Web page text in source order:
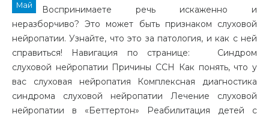
Май
Воспринимаете речь искаженно и
неразборчиво? Это может быть признаком слуховой
нейропатии. Узнайте, что это за патология, и как с ней
справиться! Навигация по странице: Синдром
слуховой нейропатии Причины ССН Как понять, что у
вас слуховая нейропатия Комплексная диагностика
синдрома слуховой нейропатии Лечение слуховой
нейропатии в «Беттертон» Реабилитация детей с